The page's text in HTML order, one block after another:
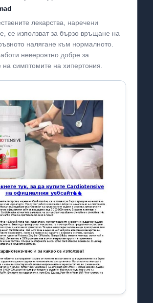
лекарства, наречени
се използват за бързо връщане на
налягане към нормалното.
невероятно добре за
симптомите на хипертония.